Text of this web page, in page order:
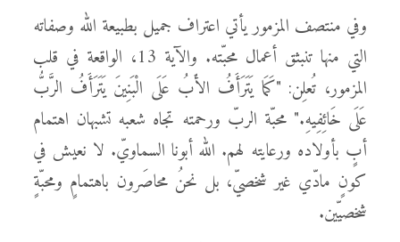
وفي منتصف المزمور يأتي اعتراف جميل بطبيعة الله وصفاته
التي منها تنبثق أعمال محبّته. والآية 13، الواقعة في قلب
المزمور، تُعلِن: "كَمَا يَتَرَأَفُ الأَبُ عَلَى الْبَنِينَ يَتَرَأَفُ الرَّبُّ
عَلَى خَائِفِيهِ." محبّة الربّ ورحمته تجاه شعبه تشبهان اهتمام
أبٍ بأولاده ورعايته لهم. الله أبونا السماويّ. لا نعيش في
كونٍ مادّي غير شخصيّ، بل نحنُ محاصَرون باهتمامٍ ومحبّةٍ
شخصيّين.